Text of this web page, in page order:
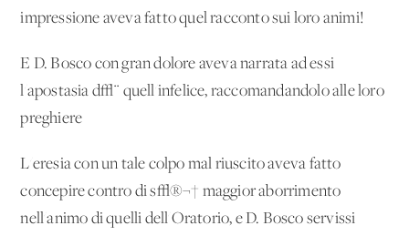
impressione aveva fatto quel racconto sui loro animi!
E D. Bosco con gran dolore aveva narrata ad essi
l'apostasia d√¨ quell'infelice, raccomandandolo alle loro
preghiere
L'eresia con un tale colpo mal riuscito aveva fatto
concepire contro di s√®¬† maggior aborrimento
nell'animo di quelli dell'Oratorio, e D. Bosco servissi